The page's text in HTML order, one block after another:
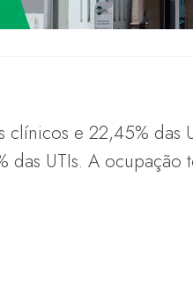
e 22,45% das
UTIs. A ocupação